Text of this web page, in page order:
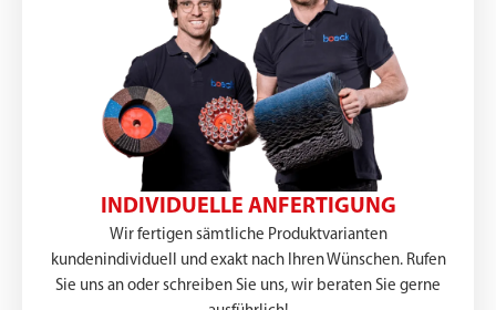
INDIVIDUELLE ANFERTIGUNG
Wir fertigen sämtliche Produktvarianten
kundenindividuell und exakt nach Ihren Wünschen. Rufen
Sie uns an oder schreiben Sie uns, wir beraten Sie gerne